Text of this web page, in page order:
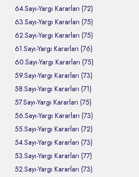
64.Sayı-Yargı Kararları (72)
63.Sayı-Yargı Kararları (75)
62.Sayı-Yargı Kararları (75)
61.Sayı-Yargı Kararları (76)
60.Sayı-Yargı Kararları (75)
59.Sayı-Yargı Kararları (73)
58.Sayı-Yargı Kararları (71)
57.Sayı-Yargı Kararları (75)
56.Sayı-Yargı Kararları (73)
55.Sayı-Yargı Kararları (72)
54.Sayı-Yargı Kararları (73)
53.Sayı-Yargı Kararları (77)
52.Sayı-Yargı Kararları (73)